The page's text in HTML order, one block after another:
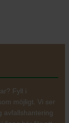
Fyll i
möjligt. Vi ser
avfallshantering